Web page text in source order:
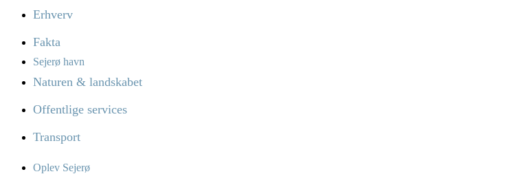
Erhverv
Fakta
Sejerø havn
Naturen & landskabet
Offentlige services
Transport
Oplev Sejerø